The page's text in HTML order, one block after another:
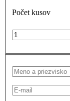
Počet kusov